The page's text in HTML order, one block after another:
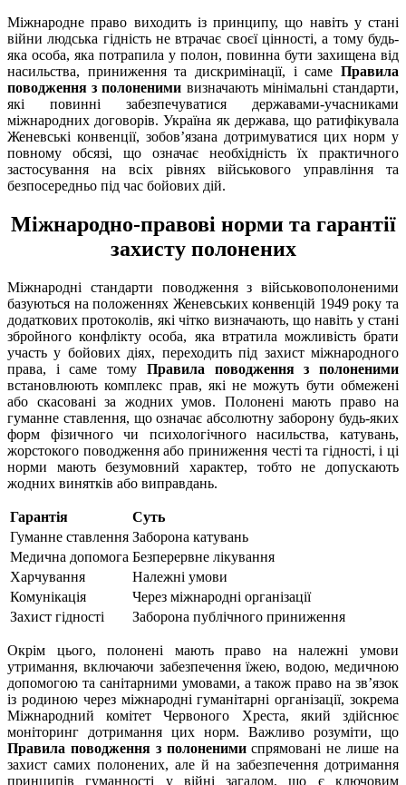
Міжнародне право виходить із принципу, що навіть у стані
війни людська гідність не втрачає своєї цінності, а тому будь-
яка особа, яка потрапила у полон, повинна бути захищена від
насильства, приниження та дискримінації, і саме Правила
поводження з полоненими визначають мінімальні стандарти,
які повинні забезпечуватися державами-учасниками
міжнародних договорів. Україна як держава, що ратифікувала
Женевські конвенції, зобов’язана дотримуватися цих норм у
повному обсязі, що означає необхідність їх практичного
застосування на всіх рівнях військового управління та
безпосередньо під час бойових дій.
Міжнародно-правові норми та гарантії
захисту полонених
Міжнародні стандарти поводження з військовополоненими
базуються на положеннях Женевських конвенцій 1949 року та
додаткових протоколів, які чітко визначають, що навіть у стані
збройного конфлікту особа, яка втратила можливість брати
участь у бойових діях, переходить під захист міжнародного
права, і саме тому Правила поводження з полоненими
встановлюють комплекс прав, які не можуть бути обмежені
або скасовані за жодних умов. Полонені мають право на
гуманне ставлення, що означає абсолютну заборону будь-яких
форм фізичного чи психологічного насильства, катувань,
жорстокого поводження або приниження честі та гідності, і ці
норми мають безумовний характер, тобто не допускають
жодних винятків або виправдань.
Гарантія
Суть
Гуманне ставлення Заборона катувань
Медична допомога Безперервне лікування
Харчування
Належні умови
Комунікація
Через міжнародні організації
Захист гідності
Заборона публічного приниження
Окрім цього, полонені мають право на належні умови
утримання, включаючи забезпечення їжею, водою, медичною
допомогою та санітарними умовами, а також право на зв’язок
із родиною через міжнародні гуманітарні організації, зокрема
Міжнародний комітет Червоного Хреста, який здійснює
моніторинг дотримання цих норм. Важливо розуміти, що
Правила поводження з полоненимиспрямовані не лише на
захист самих полонених, але й на забезпечення дотримання
принципів гуманності у війні загалом, що є ключовим